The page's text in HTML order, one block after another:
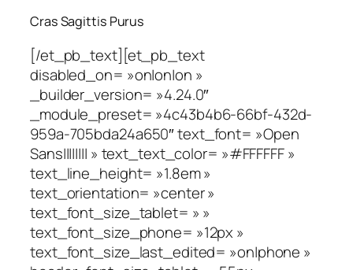
Cras Sagittis Purus
[/et_pb_text][et_pb_text
disabled_on= »on|on|on »
_builder_version= »4.24.0″
_module_preset= »4c43b4b6-66bf-432d-
959a-705bda24a650″ text_font= »Open
Sans|||||||| » text_text_color= »#FFFFFF »
text_line_height= »1.8em »
text_orientation= »center »
text_font_size_tablet= » »
text_font_size_phone= »12px »
text_font_size_last_edited= »on|phone »